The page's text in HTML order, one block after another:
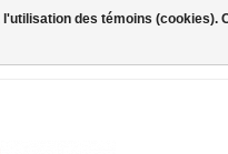
des témoins